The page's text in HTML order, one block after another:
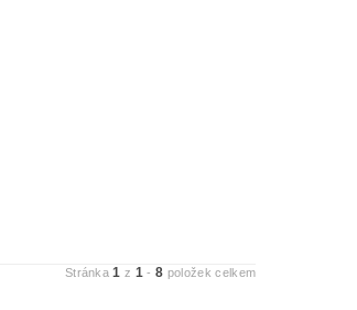
Stránka1 z 1 -8 položek celkem